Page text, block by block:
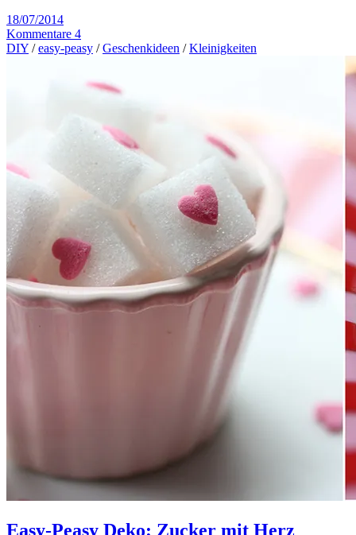
18/07/2014
Kommentare 4
DIY /easy-peasy /Geschenkideen /Kleinigkeiten
Easy-Peasy Deko: Zucker mit Herz